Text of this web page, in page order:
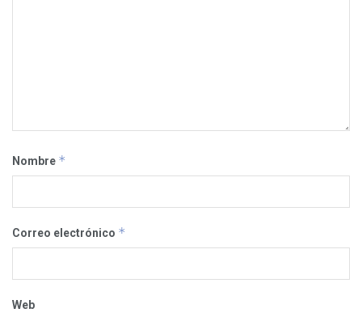
Nombre *
Correo electrónico *
Web